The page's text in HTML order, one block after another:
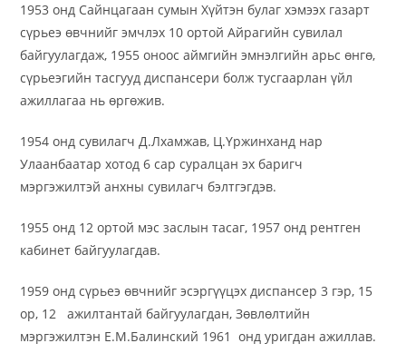
1953 онд Сайнцагаан сумын Хүйтэн булаг хэмээх газарт
сүрьеэ өвчнийг эмчлэх 10 ортой Айрагийн сувилал
байгуулагдаж, 1955 оноос аймгийн эмнэлгийн арьс өнгө,
сүрьеэгийн тасгууд диспансери болж тусгаарлан үйл
ажиллагаа нь өргөжив.
1954 онд сувилагч Д.Лхамжав, Ц.Үржинханд нар
Улаанбаатар хотод 6 сар суралцан эх баригч
мэргэжилтэй анхны сувилагч бэлтгэгдэв.
1955 онд 12 ортой мэс заслын тасаг, 1957 онд рентген
кабинет байгуулагдав.
1959 онд сүрьеэ өвчнийг эсэргүүцэх диспансер 3 гэр, 15
ор, 12 ажилтантай байгуулагдан, Зөвлөлтийн
мэргэжилтэн Е.М.Балинский 1961 онд уригдан ажиллав.